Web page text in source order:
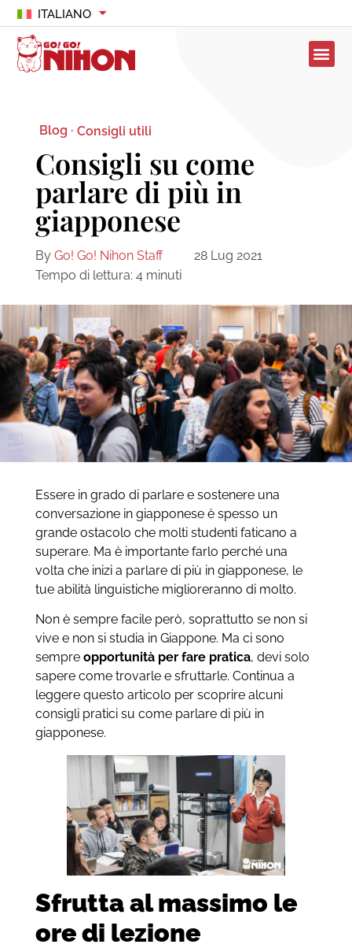
ITALIANO
Blog · Consigli utili
Consigli su come
parlare di più in
giapponese
By Go! Go! Nihon Staff
28 Lug 2021
Tempo di lettura: 4 minuti
Essere in grado di parlare e sostenere una
conversazione in giapponese è spesso un
grande ostacolo che molti studenti faticano a
superare. Ma è importante farlo perché una
volta che inizi a parlare di più in giapponese, le
tue abilità linguistiche miglioreranno di molto.
Non è sempre facile però, soprattutto se non si
vive e non si studia in Giappone. Ma ci sono
sempre opportunità per fare pratica, devi solo
sapere come trovarle e sfruttarle. Continua a
leggere questo articolo per scoprire alcuni
consigli pratici su come parlare di più in
giapponese.
Sfrutta al massimo le
ore di lezione